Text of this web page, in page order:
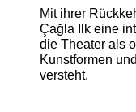
Mit ihrer
Çağla Ilk eine
die Theater als
Kunstformen
versteht.